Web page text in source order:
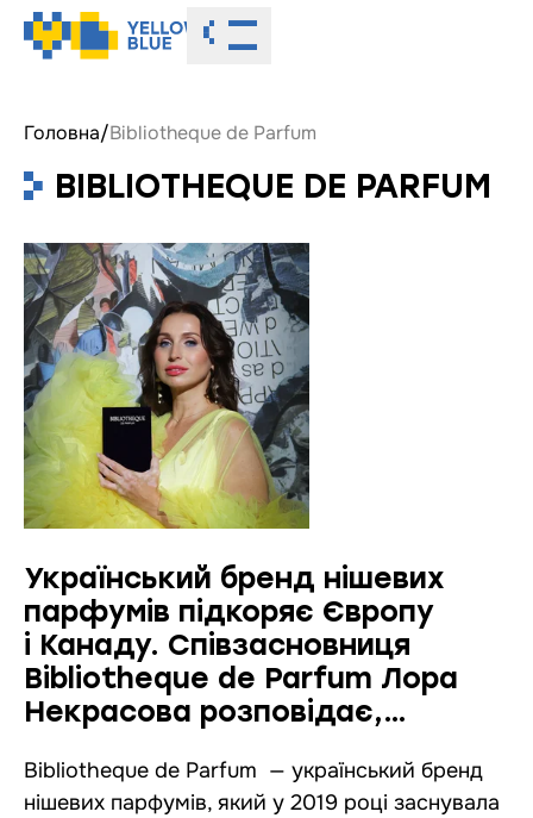
Toggle menu
Головна/Bibliotheque de Parfum
BIBLIOTHEQUE DE PARFUM
Український бренд нішевих
парфумів підкоряє Європу
і Канаду. Співзасновниця
Bibliotheque de Parfum Лора
Некрасова розповідає,
Bibliotheque de Parfum — український бренд
нішевих парфумів, який у 2019 році заснувала